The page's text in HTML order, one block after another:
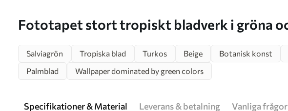
Fototapet stort tropiskt bladverk i gröna och
Salviagrön
Tropiska blad Turkos Beige Botanisk konst
Palmblad
Wallpaper dominated by green colors
Specifikationer & Material Leverans & betalning Vanliga frågor